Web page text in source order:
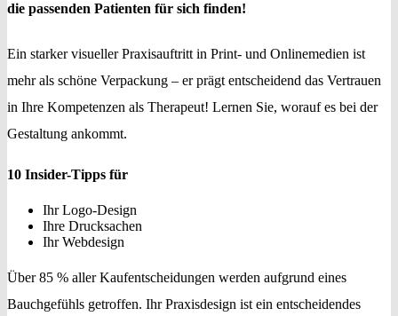
die passenden Patienten für sich finden!
Ein starker visueller Praxisauftritt in Print- und Onlinemedien ist
mehr als schöne Verpackung – er prägt entscheidend das Vertrauen
in Ihre Kompetenzen als Therapeut! Lernen Sie, worauf es bei der
Gestaltung ankommt.
10 Insider-Tipps für
Ihr Logo-Design
Ihre Drucksachen
Ihr Webdesign
Über 85 % aller Kaufentscheidungen werden aufgrund eines
Bauchgefühls getroffen. Ihr Praxisdesign ist ein entscheidendes